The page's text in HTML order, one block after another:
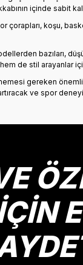
içinde sabit
koşu,
bazıları,
de stil arayanlar
gereken önemli
ve spor